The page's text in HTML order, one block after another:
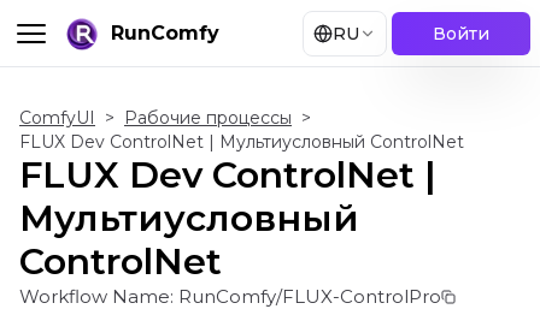
RunComfy RU Войти
ComfyUI > Рабочие процессы >
FLUX Dev ControlNet | Мультиусловный ControlNet
FLUX Dev ControlNet |
Мультиусловный
ControlNet
Workflow Name: RunComfy/FLUX-ControlPro